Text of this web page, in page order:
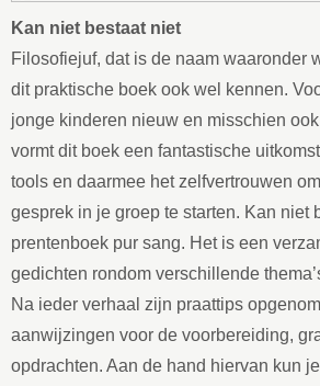
Kan niet bestaat niet
Filosofiejuf, dat is de naam waaronder
dit praktische boek ook wel kennen.
jonge kinderen nieuw en misschien
vormt dit boek een fantastische
tools en daarmee het zelfvertrouwen
gesprek in je groep te starten. Kan niet
prentenboek pur sang. Het is een
gedichten rondom verschillende
Na ieder verhaal zijn praattips
aanwijzingen voor de voorbereiding,
opdrachten. Aan de hand hiervan kun